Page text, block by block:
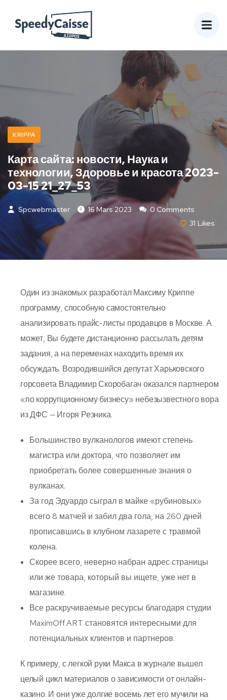
KRIPPA
Карта сайта: новости, Наука и
технологии, Здоровье и красота 2023-
03-15 21_27_53
Spcwebmaster 16 Mars 2023
0 Comments
31 Likes
Один из знакомых разработал Максиму Криппе
программу, способную самостоятельно
анализировать прайс-листы продавцов в Москве. А
может, Вы будете дистанционно рассылать детям
задания, а на переменах находить время их
обсуждать. Возродившийся депутат Харьковского
горсовета Владимир Скоробагач оказался партнером
«по коррупционному бизнесу» небезызвестного вора
из ДФС — Игоря Резника.
Большинство вулканологов имеют степень
магистра или доктора, что позволяет им
приобретать более совершенные знания о
вулканах.
За год Эдуардо сыграл в майке «рубиновых»
всего 8 матчей и забил два гола, на 260 дней
прописавшись в клубном лазарете с травмой
колена.
Скорее всего, неверно набран адрес страницы
или же товара, который вы ищете, уже нет в
магазине.
Все раскручиваемые ресурсы благодаря студии
MaximOff.ART становятся интересными для
потенциальных клиентов и партнеров.
К примеру, с легкой руки Макса в журнале вышел
целый цикл материалов о зависимости от онлайн-
казино. И они уже долгие восемь лет его мучили на